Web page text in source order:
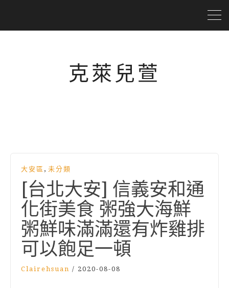
克萊兒萱
大安區 , 未分類
[台北大安] 信義安和通
化街美食 粥強大海鮮
粥鮮味滿滿還有炸雞排
可以飽足一頓
Clairehsuan / 2020-08-08